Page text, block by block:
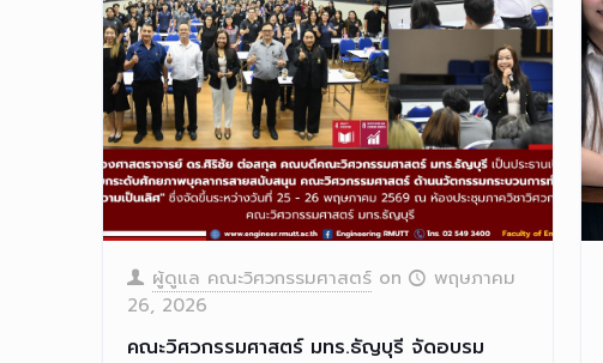
ผู้ดูแล คณะวิศวกรรมศาสตร์ on
พฤษภาคม
26, 2026
คณะวิศวกรรมศาสตร์ มทร.ธัญบุรี จัดอบรม